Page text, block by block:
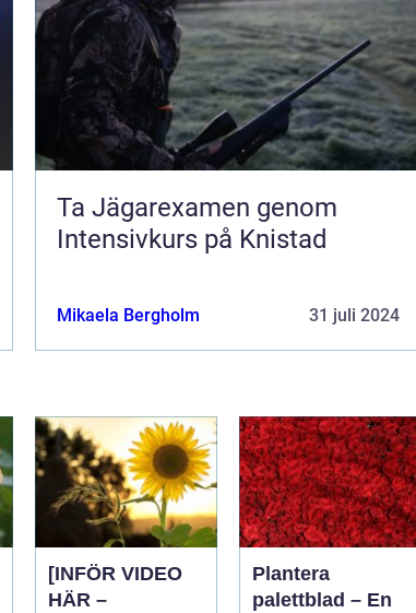
Ta Jägarexamen genom
Intensivkurs på Knistad
Mikaela Bergholm 31 juli 2024
[INFÖR VIDEO
HÄR –
Plantera
palettblad – En